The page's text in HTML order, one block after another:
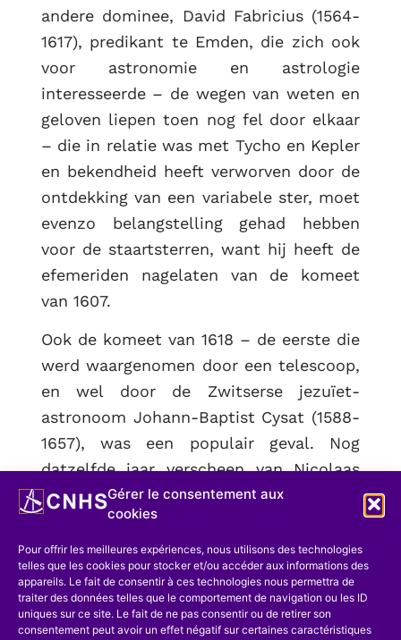
Gérer le consentement aux
cookies
Pour offrir les meilleures expériences, nous utilisons des technologies
telles que les cookies pour stocker et/ou accéder aux informations des
appareils. Le fait de consentir à ces technologies nous permettra de
traiter des données telles que le comportement de navigation ou les ID
uniques sur ce site. Le fait de ne pas consentir ou de retirer son
consentement peut avoir un effet négatif sur certaines caractéristiques
andere dominee, David Fabricius (1564-
1617), predikant te Emden, die zich ook
voor astronomie en astrologie
interesseerde – de wegen van weten en
geloven liepen toen nog fel door elkaar
– die in relatie was met Tycho en Kepler
en bekendheid heeft verworven door de
ontdekking van een variabele ster, moet
evenzo belangstelling gehad hebben
voor de staartsterren, want hij heeft de
efemeriden nagelaten van de komeet
van 1607.
Ook de komeet van 1618 – de eerste die
werd waargenomen door een telescoop,
en wel door de Zwitserse jezuïet-
astronoom Johann-Baptist Cysat (1588-
1657), was een populair geval. Nog
datzelfde jaar verscheen van Nicolaas
Mulerius (1564-1630), professor in de
medicijnen te Groningen, maar van
Vlaamse komaf, die tevens aktief was in
wis- en sterrenkunde :Hemelsche
Trompet Morgenwecker ofte Comeet
met een Langebaert, erschenen Anno